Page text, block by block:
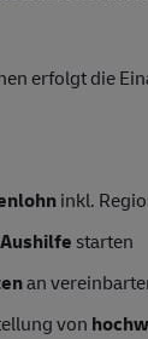
erfolgt die
inkl.
Aushilfestarten
an
von